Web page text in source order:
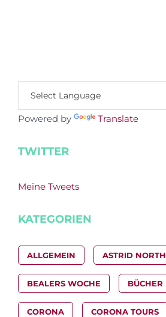
Powered by Translate
TWITTER
Meine Tweets
KATEGORIEN
ALLGEMEIN ASTRID NORTH
BEALERS WOCHE BÜCHER
CORONA CORONA TOURS